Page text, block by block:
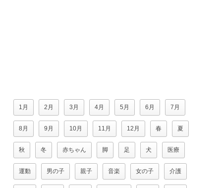
1月 2月 3月 4月 5月 6月 7月
8月 9月 10月 11月 12月 春 夏
秋 冬 赤ちゃん 脚 足 犬 医療
運動 男の子 親子 音楽 女の子 介護